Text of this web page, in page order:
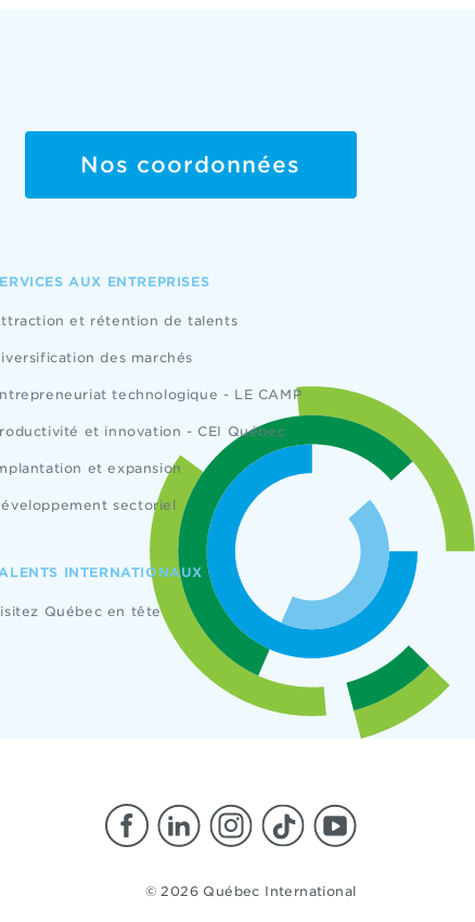
Nos coordonnées
AUX ENTREPRISES
et rétention de talents
des marchés
technologique - LE CAMP
et innovation - CEI Québec
et expansion
sectoriel
INTERNATIONAUX
Québec en tête
© 2026 Québec International